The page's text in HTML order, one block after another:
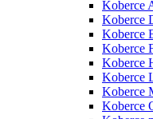
Koberce
Koberce
Koberce
Koberce
Koberce
Koberce
Koberce
Koberce